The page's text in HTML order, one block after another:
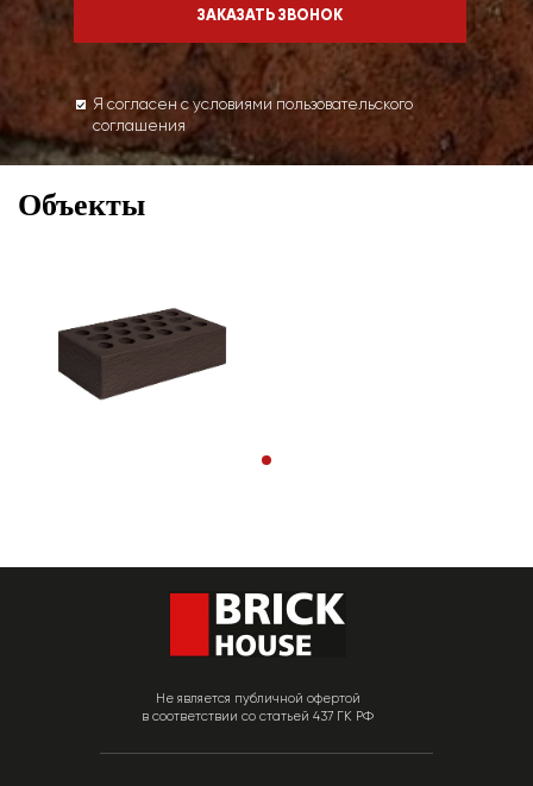
Я согласен с условиями пользовательского
соглашения
Объекты
Не является публичной офертой
в соответствии со статьей 437 ГК РФ